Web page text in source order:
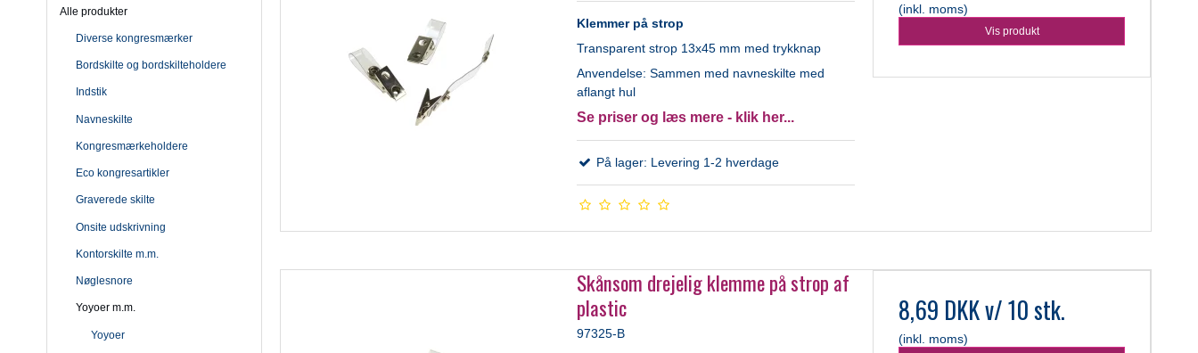
Alle produkter
Diverse kongresmærker
Bordskilte og bordskilteholdere
Indstik
Navneskilte
Kongresmærkeholdere
Eco kongresartikler
Graverede skilte
Onsite udskrivning
Kontorskilte m.m.
Nøglesnore
Yoyoer m.m.
Yoyoer
Klemmer på strop
Transparent strop 13x45 mm med trykknap
Anvendelse: Sammen med navneskilte med
aflangt hul
Se priser og læs mere - klik her...
På lager: Levering 1-2 hverdage
(inkl. moms)
Vis produkt
Skånsom drejelig klemme på strop af
plastic
97325-B
8,69 DKKv/ 10 stk.
(inkl. moms)